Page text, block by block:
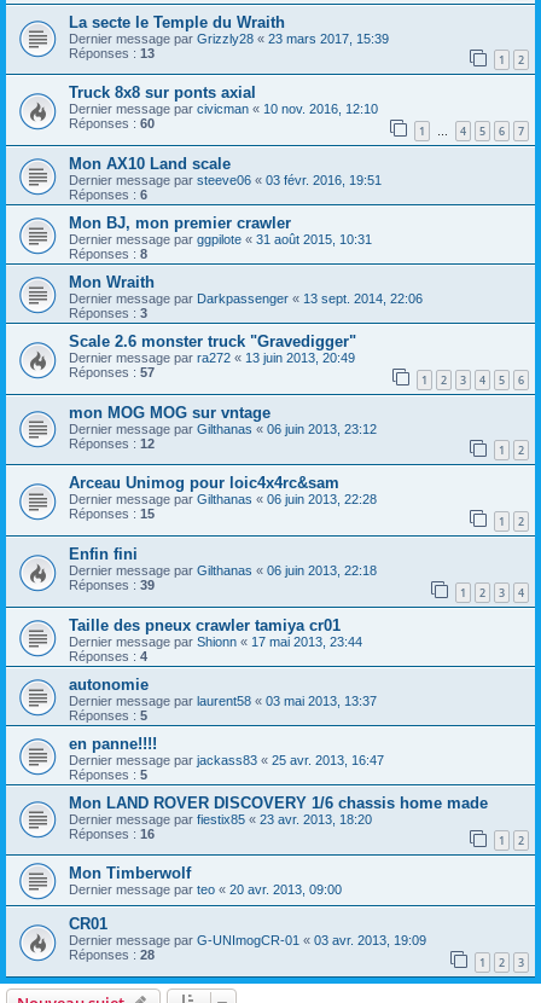
La secte le Temple du Wraith
Dernier message par Grizzly28 « 23 mars 2017, 15:39
Réponses : 13 1 2
Truck 8x8 sur ponts axial
Dernier message par civicman « 10 nov. 2016, 12:10
Réponses : 60 1 … 4 5 6 7
Mon AX10 Land scale
Dernier message par steeve06 « 03 févr. 2016, 19:51
Réponses : 6
Mon BJ, mon premier crawler
Dernier message par ggpilote « 31 août 2015, 10:31
Réponses : 8
Mon Wraith
Dernier message par Darkpassenger « 13 sept. 2014, 22:06
Réponses : 3
Scale 2.6 monster truck "Gravedigger"
Dernier message par ra272 « 13 juin 2013, 20:49
Réponses : 57 1 2 3 4 5 6
mon MOG MOG sur vntage
Dernier message par Gilthanas « 06 juin 2013, 23:12
Réponses : 12 1 2
Arceau Unimog pour loic4x4rc&sam
Dernier message par Gilthanas « 06 juin 2013, 22:28
Réponses : 15 1 2
Enfin fini
Dernier message par Gilthanas « 06 juin 2013, 22:18
Réponses : 39 1 2 3 4
Taille des pneux crawler tamiya cr01
Dernier message par Shionn « 17 mai 2013, 23:44
Réponses : 4
autonomie
Dernier message par laurent58 « 03 mai 2013, 13:37
Réponses : 5
en panne!!!!
Dernier message par jackass83 « 25 avr. 2013, 16:47
Réponses : 5
Mon LAND ROVER DISCOVERY 1/6 chassis home made
Dernier message par fiestix85 « 23 avr. 2013, 18:20
Réponses : 16 1 2
Mon Timberwolf
Dernier message par teo « 20 avr. 2013, 09:00
CR01
Dernier message par G-UNImogCR-01 « 03 avr. 2013, 19:09
Réponses : 28 1 2 3